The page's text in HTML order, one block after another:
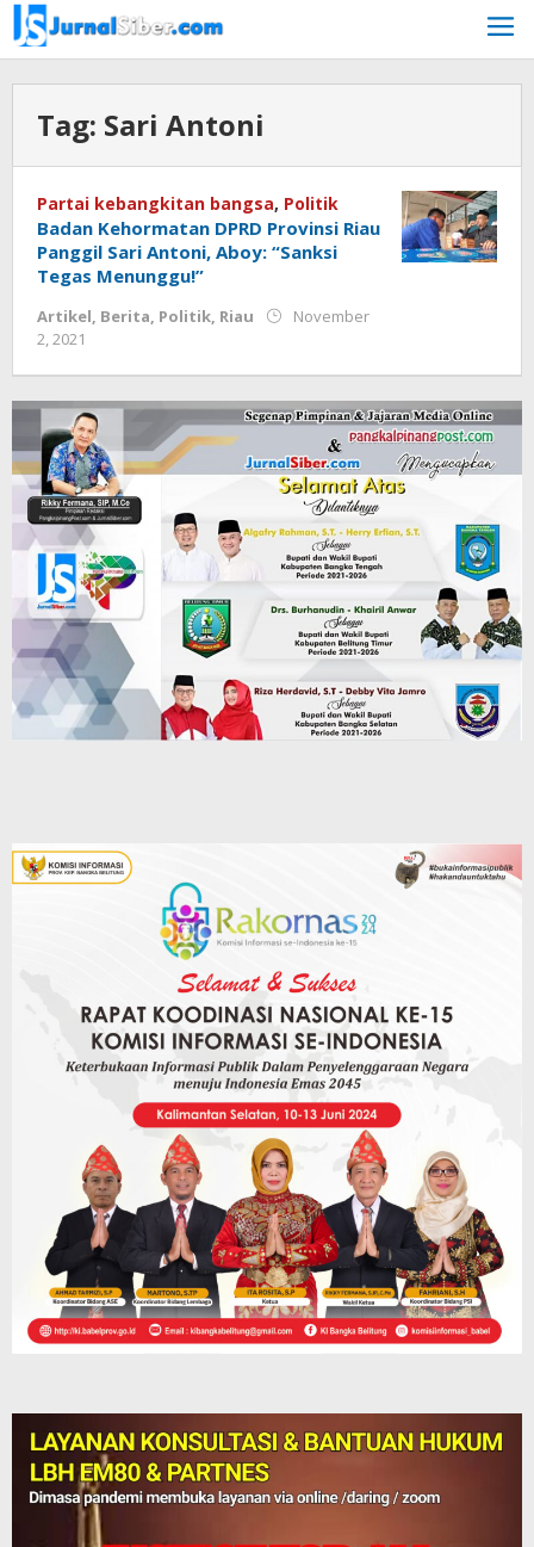
Skip
to
content
Tag: Sari Antoni
Partai kebangkitan bangsa, Politik
Badan Kehormatan DPRD Provinsi Riau
Panggil Sari Antoni, Aboy: “Sanksi
Tegas Menunggu!”
Artikel, Berita, Politik, Riau
November
2, 2021